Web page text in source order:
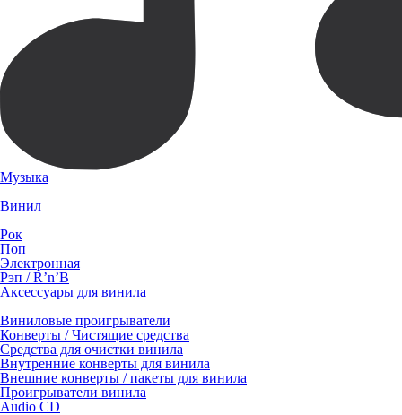
Музыка
Винил
Рок
Поп
Электронная
Рэп / R’n’B
Аксессуары для винила
Виниловые проигрыватели
Конверты / Чистящие средства
Средства для очистки винила
Внутренние конверты для винила
Внешние конверты / пакеты для винила
Проигрыватели винила
Audio CD